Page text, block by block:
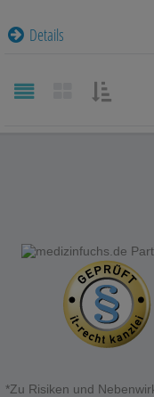
Details
*Zu Risiken und